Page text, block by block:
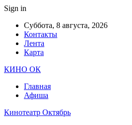
Sign in
Суббота, 8 августа, 2026
Контакты
Лента
Карта
КИНО ОК
Главная
Афиша
Кинотеатр Октябрь